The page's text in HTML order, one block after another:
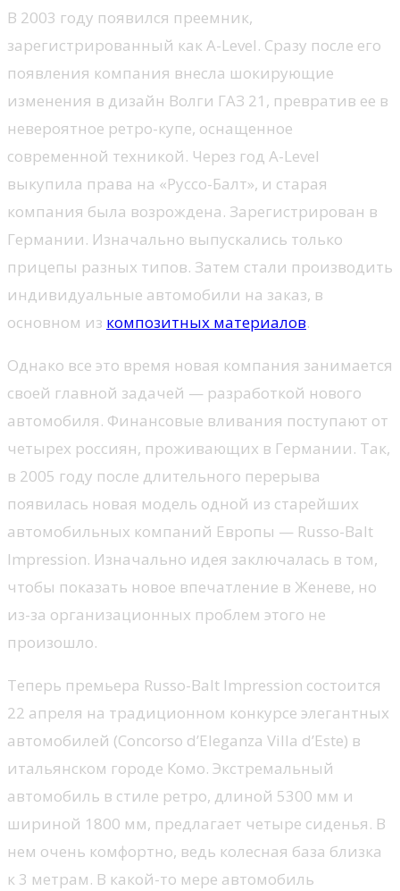
В 2003 году появился преемник,
зарегистрированный как A-Level. Сразу после его
появления компания внесла шокирующие
изменения в дизайн Волги ГАЗ 21, превратив ее в
невероятное ретро-купе, оснащенное
современной техникой. Через год A-Level
выкупила права на «Руссо-Балт», и старая
компания была возрождена. Зарегистрирован в
Германии. Изначально выпускались только
прицепы разных типов. Затем стали производить
индивидуальные автомобили на заказ, в
основном из композитных материалов.
Однако все это время новая компания занимается
своей главной задачей — разработкой нового
автомобиля. Финансовые вливания поступают от
четырех россиян, проживающих в Германии. Так,
в 2005 году после длительного перерыва
появилась новая модель одной из старейших
автомобильных компаний Европы — Russo-Balt
Impression. Изначально идея заключалась в том,
чтобы показать новое впечатление в Женеве, но
из-за организационных проблем этого не
произошло.
Теперь премьера Russo-Balt Impression состоится
22 апреля на традиционном конкурсе элегантных
автомобилей (Concorso d’Eleganza Villa d’Este) в
итальянском городе Комо. Экстремальный
автомобиль в стиле ретро, длиной 5300 мм и
шириной 1800 мм, предлагает четыре сиденья. В
нем очень комфортно, ведь колесная база близка
к 3 метрам. В какой-то мере автомобиль